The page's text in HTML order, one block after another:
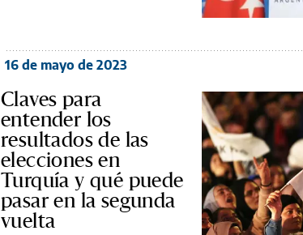
16 de mayo de 2023
Claves para
entender los
resultados de las
elecciones en
Turquía y qué puede
pasar en la segunda
vuelta